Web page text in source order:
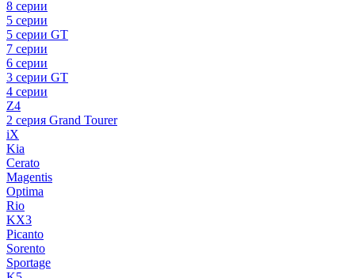
8 серии
5 серии
5 серии GT
7 серии
6 серии
3 серии GT
4 серии
Z4
2 серия Grand Tourer
iX
Kia
Cerato
Magentis
Optima
Rio
KX3
Picanto
Sorento
Sportage